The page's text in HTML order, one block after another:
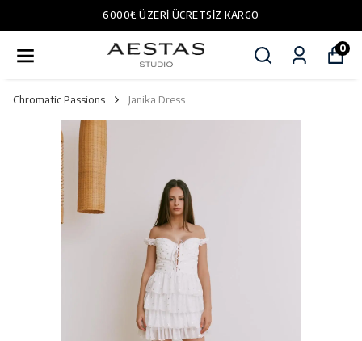
6000₺ ÜZERI ÜCRETSIZ KARGO
0
Chromatic Passions Janika Dress